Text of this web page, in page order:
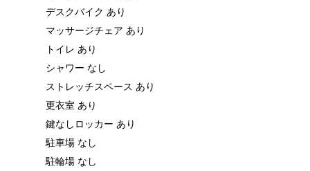
デスクバイク あり
マッサージチェア あり
トイレ あり
シャワー なし
ストレッチスペース あり
更衣室 あり
鍵なしロッカー あり
駐車場 なし
駐輪場 なし